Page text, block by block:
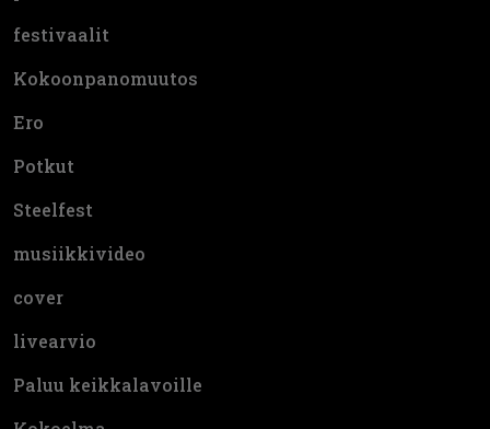
festivaalit
Kokoonpanomuutos
Ero
Potkut
Steelfest
musiikkivideo
cover
livearvio
Paluu keikkalavoille